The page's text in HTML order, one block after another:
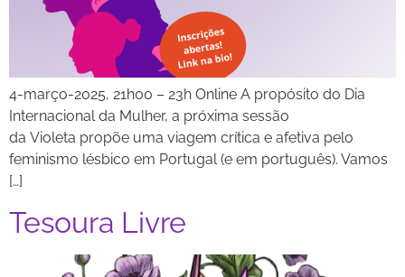
4-março-2025, 21h00 – 23h Online A propósito do Dia
Internacional da Mulher, a próxima sessão
da Violeta propõe uma viagem crítica e afetiva pelo
feminismo lésbico em Portugal (e em português). Vamos
[…]
Tesoura Livre